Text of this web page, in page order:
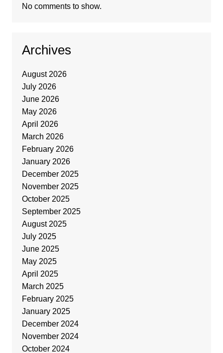
No comments to show.
Archives
August 2026
July 2026
June 2026
May 2026
April 2026
March 2026
February 2026
January 2026
December 2025
November 2025
October 2025
September 2025
August 2025
July 2025
June 2025
May 2025
April 2025
March 2025
February 2025
January 2025
December 2024
November 2024
October 2024